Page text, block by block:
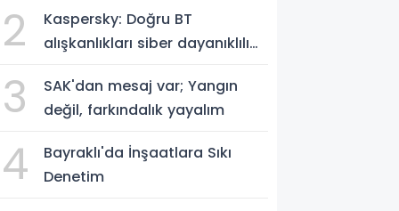
ve Harcamalar, 2026
2
Kaspersky: Doğru BT
alışkanlıkları siber dayanıklılığı
3
SAK'dan mesaj var; Yangın
değil, farkındalık yayalım
4
Bayraklı'da İnşaatlara Sıkı
Denetim